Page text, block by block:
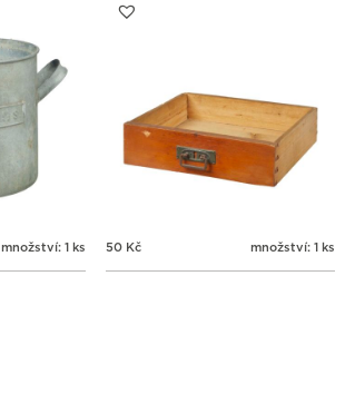
množství: 1 ks 50 Kč množství: 1 ks